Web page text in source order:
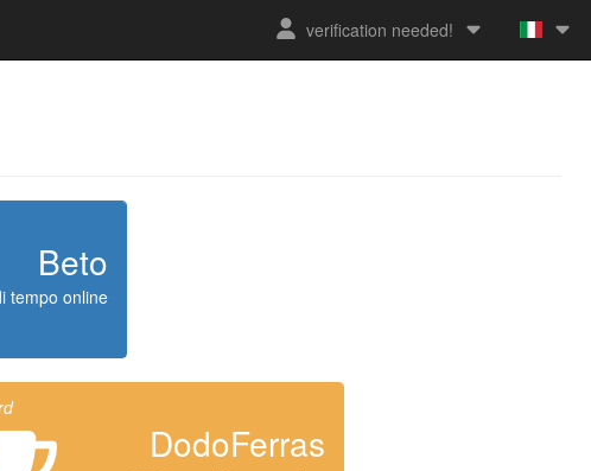
verification needed!
Beto
tempo online
DodoFerras